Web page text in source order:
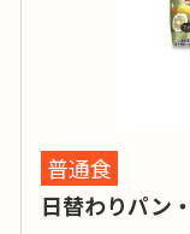
品目数
-
普通食
日替わりパン